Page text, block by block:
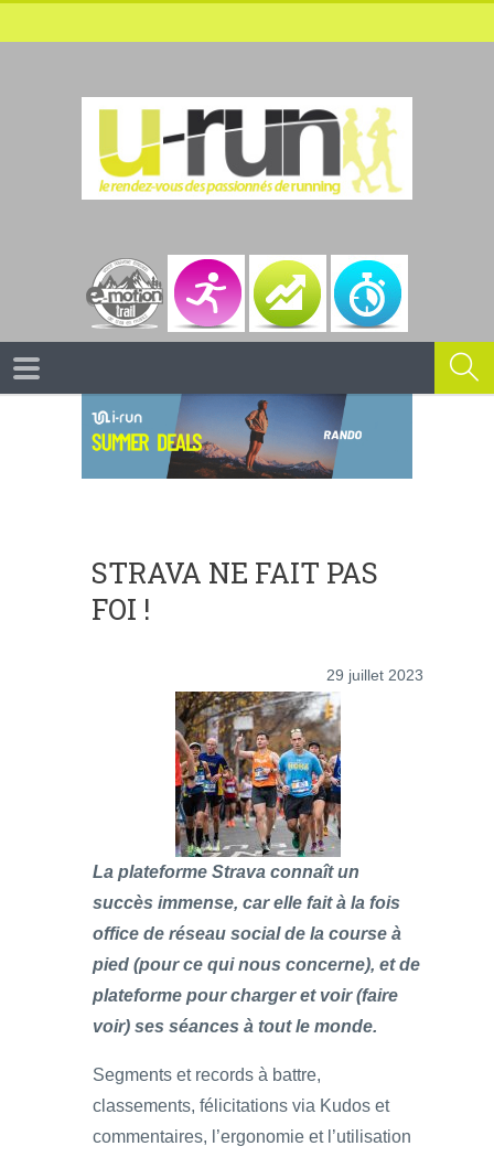
STRAVA NE FAIT PAS
FOI !
29 juillet 2023
La plateforme Strava connaît un
succès immense, car elle fait à la fois
office de réseau social de la course à
pied (pour ce qui nous concerne), et de
plateforme pour charger et voir (faire
voir) ses séances à tout le monde.
Segments et records à battre,
classements, félicitations via Kudos et
commentaires, l’ergonomie et l’utilisation